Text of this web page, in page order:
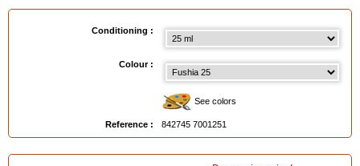
- The colours can be mixed together.
- Not suitable for velvety leather (suede or nubuck).
Conditioning :
Colour :
See colors
Reference : 842745 7001251